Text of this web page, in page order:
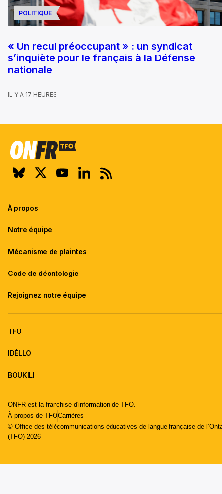
POLITIQUE
« Un recul préoccupant » : un syndicat
s’inquiète pour le français à la Défense
nationale
IL Y A 17 HEURES
À propos
Notre équipe
Mécanisme de plaintes
Code de déontologie
Rejoignez notre équipe
TFO
IDÉLLO
BOUKILI
ONFR est la franchise d'information de TFO.
À propos de TFOCarrières
© Office des télécommunications éducatives de langue française de
(TFO) 2026